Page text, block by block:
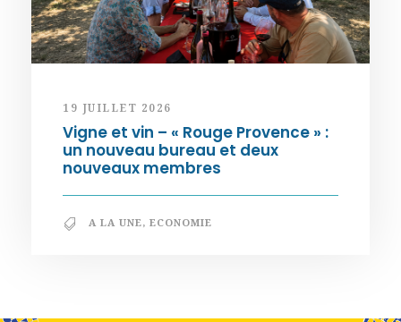
19 JUILLET 2026
Vigne et vin – « Rouge Provence » :
un nouveau bureau et deux
nouveaux membres
A LA UNE, ECONOMIE